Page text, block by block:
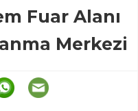
Fuar Alanı
Merkezi